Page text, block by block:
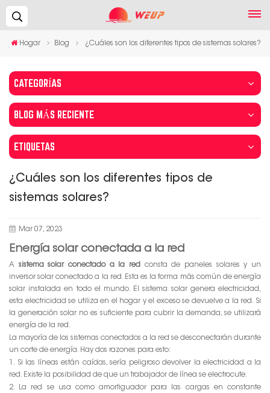
Hogar Blog ¿Cuáles son los diferentes tipos de sistemas solares?
CATEGORÍAS
BLOG MÁS RECIENTE
ETIQUETAS
¿Cuáles son los diferentes tipos de
sistemas solares?
Mar 07, 2023
Energía solar conectada a la red
A sistema solar conectado a la red
consta de paneles solares y un
inversor solar conectado a la red. Esta es la forma más común de energía
solar instalada en todo el mundo. El sistema solar genera electricidad,
esta electricidad se utiliza en el hogar y el exceso se devuelve a la red. Si
la generación solar no es suficiente para cubrir la demanda, se utilizará
energía de la red.
La mayoría de los sistemas conectados a la red se desconectarán durante
un corte de energía. Hay dos razones para esto:
1. Si las líneas están caídas, sería peligroso devolver la electricidad a la
red. Existe la posibilidad de que un trabajador de línea se electrocute.
2. La red se usa como amortiguador para las cargas en constante